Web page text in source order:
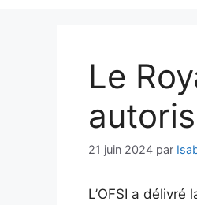
Le
21 juin 2024 par
L’OFSI a